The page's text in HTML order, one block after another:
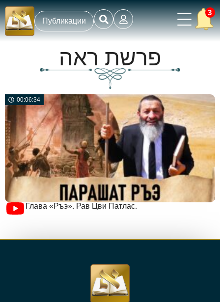
Публикации
3
פרשת ראה
00:06:34
Глава «Ръэ». Рав Цви Патлас.